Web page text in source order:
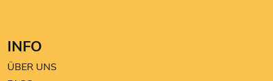
ROMA Friseurbedarf
Tchibo
The Hairstyle
INFO
ÜBER UNS